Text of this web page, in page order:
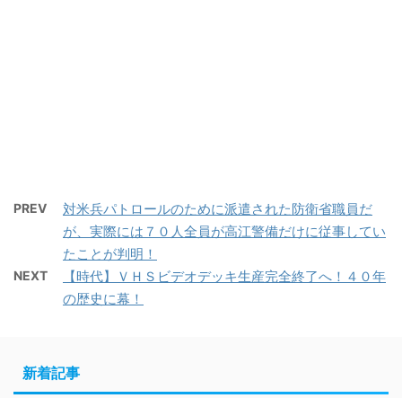
PREV
対米兵パトロールのために派遣された防衛省職員だ
が、実際には７０人全員が高江警備だけに従事してい
たことが判明！
NEXT
【時代】ＶＨＳビデオデッキ生産完全終了へ！４０年
の歴史に幕！
新着記事